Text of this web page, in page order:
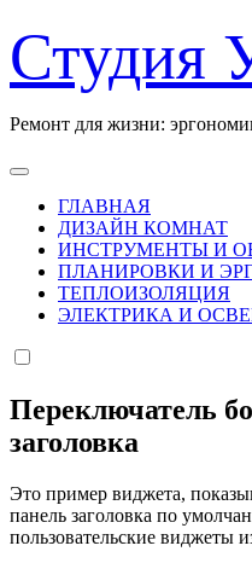
к
содержанию
Студия
Ремонт для жизни:
ГЛАВНАЯ
ДИЗАЙН КОМНАТ
ИНСТРУМЕНТЫ И
ПЛАНИРОВКИ И
ТЕПЛОИЗОЛЯЦИЯ
ЭЛЕКТРИКА И
Переключатель
заголовка
Это пример виджета,
панель заголовка по
пользовательские виджеты